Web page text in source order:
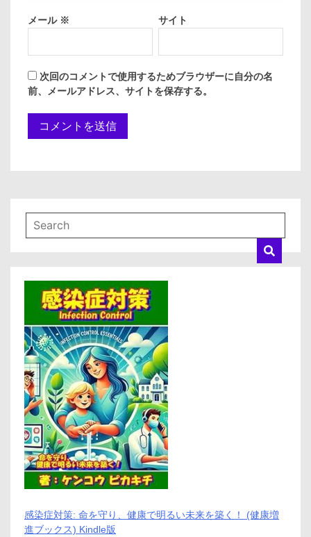
メール ※ サイト
次回のコメントで使用するためブラウザーに自分の名
前、メールアドレス、サイトを保存する。
感染症対策: 命を守り、健康で明るい未来を築く！ (健康増
進ブックス) Kindle版